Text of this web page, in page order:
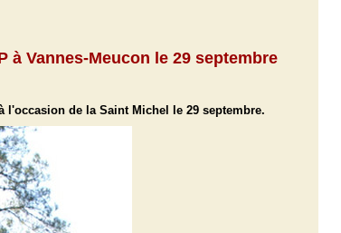
à Vannes-Meucon le 29 septembre
l'occasion de la Saint Michel le 29 septembre.